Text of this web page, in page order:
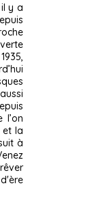
y a
l’on
et la
à